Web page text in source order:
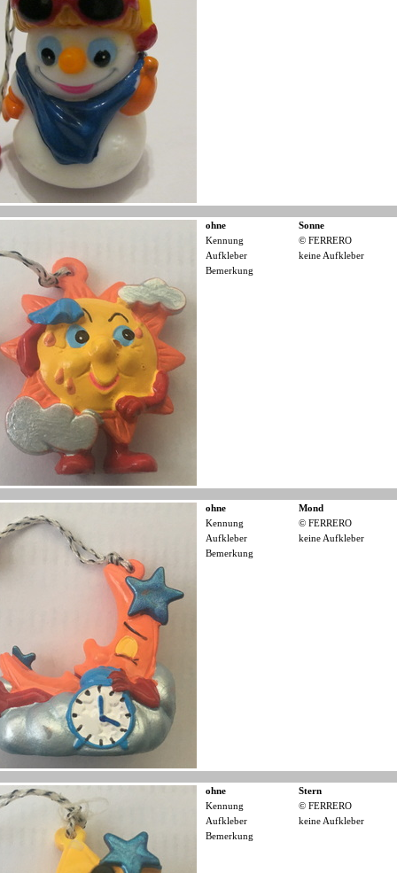
ohne
Sonne
Kennung
© FERRERO
Aufkleber
keine Aufkleber
Bemerkung
ohne
Mond
Kennung
© FERRERO
Aufkleber
keine Aufkleber
Bemerkung
ohne
Stern
Kennung
© FERRERO
Aufkleber
keine Aufkleber
Bemerkung